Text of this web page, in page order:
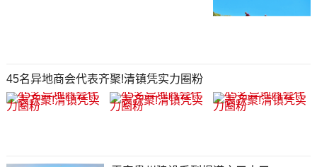
45名异地商会代表齐聚!清镇凭实力圈粉